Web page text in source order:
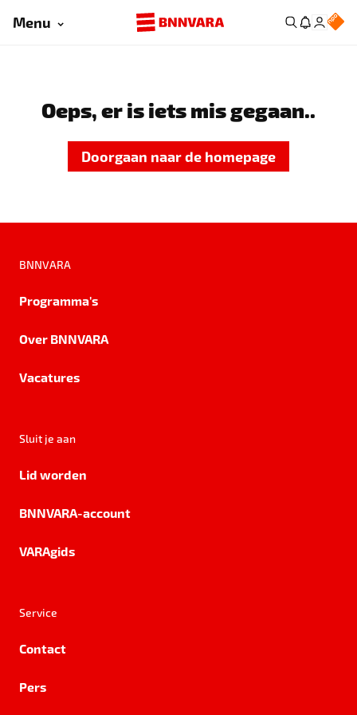
Menu
Oeps, er is iets mis gegaan..
Doorgaan naar de homepage
BNNVARA
Programma's
Over BNNVARA
Vacatures
Sluit je aan
Lid worden
BNNVARA-account
VARAgids
Service
Contact
Pers